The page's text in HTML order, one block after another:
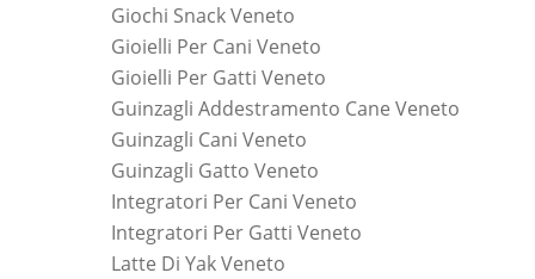
Giochi Snack Veneto
Gioielli Per Cani Veneto
Gioielli Per Gatti Veneto
Guinzagli Addestramento Cane Veneto
Guinzagli Cani Veneto
Guinzagli Gatto Veneto
Integratori Per Cani Veneto
Integratori Per Gatti Veneto
Latte Di Yak Veneto